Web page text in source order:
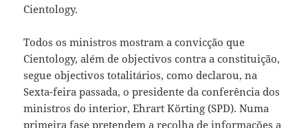
Cientology.
Todos os ministros mostram a convicção que
Cientology, além de objectivos contra a constituição,
segue objectivos totalitários, como declarou, na
Sexta-feira passada, o presidente da conferência dos
ministros do interior, Ehrart Körting (SPD). Numa
primeira fase pretendem a recolha de informações a